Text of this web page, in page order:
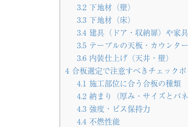
3.2 下地材（壁）
3.3 下地材（床）
3.4建具（ドア・収納扉）や家
3.5 テーブルの天板・カウンタ
3.6 内装仕上げ（天井・壁）
4 合板選定で注意すべきチェック
4.1 施工部位に合う合板の種類
4.2 納まり（厚み・サイズとパネ
4.3 強度・ビス保持力
4.4不燃性能